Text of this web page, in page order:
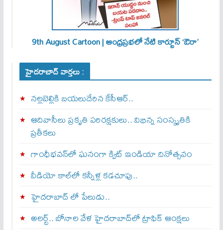
9th August Cartoon | ఆంధ్రప్రభలో నేటి కార్టూన్ ‘ఔరా’
హైదరాబాద్ వార్తలు :
నల్లబెల్లికి బయలుదేరిన కేసీఆర్‌..
ఆదివాసీలు ప్రకృతి పరిరక్షకులు.. విభిన్న సంస్కృతికి
ప్రతీకలు
గాంధీభవన్‌లో ఘనంగా క్విట్‌ ఇండియా దినోత్సవం
వీడియో కాల్‌లో కన్నీళ్ల కడచూపు..
హైదరాబాద్ లో పేలుడు..
అలర్ట్‌.. బోనాల వేళ హైదరాబాద్‌లో ట్రాఫిక్‌ ఆంక్షలు